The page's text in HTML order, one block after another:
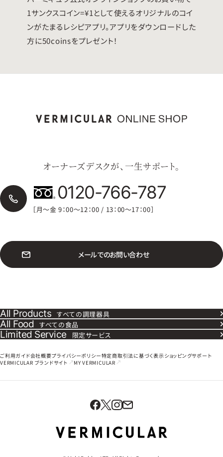
1サンクスコイン=¥1として使えるオリジナルのコイ
ンがたまるレシピアプリ。アプリをダウンロードした
方に50coinsをプレゼント！
オーナーズデスクが、一生サポート。
0120-766-787
［月〜金 9：00〜12：00 / 13：00〜17：00］
メールでのお問い合わせ
All Products すべての調理器具
All Food すべての食品
Limited Service 限定サービス
ご利用ガイド会社概要プライバシーポリシー特定商取引法に基づく表示ショッピングサポート
VERMICULAR ブランドサイト MY VERMICULAR